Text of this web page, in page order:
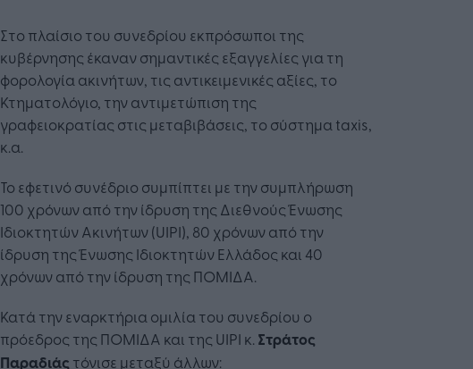
Στο πλαίσιο του συνεδρίου εκπρόσωποι της
κυβέρνησης έκαναν σημαντικές εξαγγελίες για τη
φορολογία ακινήτων, τις αντικειμενικές αξίες, το
Κτηματολόγιο, την αντιμετώπιση της
γραφειοκρατίας στις μεταβιβάσεις, το σύστημα taxis,
κ.α.
Το εφετινό συνέδριο συμπίπτει με την συμπλήρωση
100 χρόνων από την ίδρυση της Διεθνούς Ένωσης
Ιδιοκτητών Ακινήτων (UIPI), 80 χρόνων από την
ίδρυση της Ένωσης Ιδιοκτητών Ελλάδος και 40
χρόνων από την ίδρυση της ΠΟΜΙΔΑ.
Κατά την εναρκτήρια ομιλία του συνεδρίου ο
πρόεδρος της ΠΟΜΙΔΑ και της UIPI κ. Στράτος
Παραδιάς τόνισε μεταξύ άλλων: